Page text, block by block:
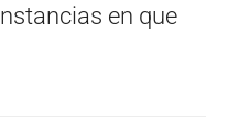
en que